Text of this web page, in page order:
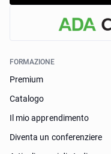
FORMAZIONE
Premium
Catalogo
Il mio apprendimento
Diventa un conferenziere